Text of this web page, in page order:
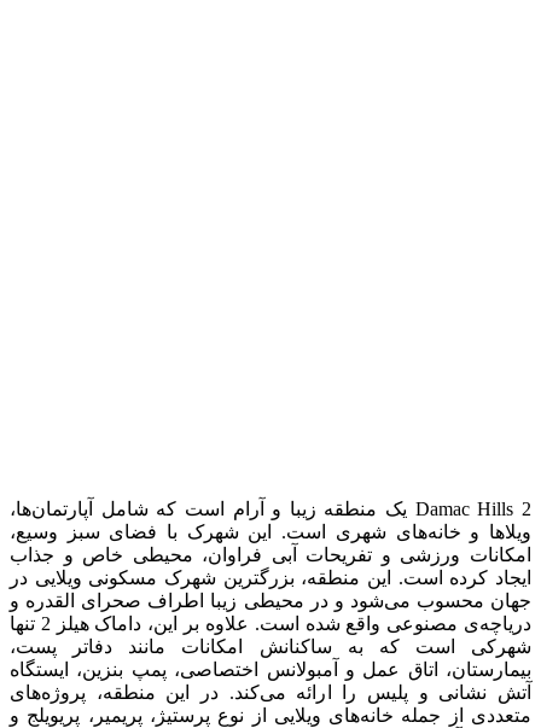
Damac Hills 2 یک منطقه زیبا و آرام است که شامل آپارتمان‌ها،
ویلاها و خانه‌های شهری است. این شهرک با فضای سبز وسیع،
امکانات ورزشی و تفریحات آبی فراوان، محیطی خاص و جذاب
ایجاد کرده است. این منطقه، بزرگترین شهرک مسکونی ویلایی در
جهان محسوب می‌شود و در محیطی زیبا اطراف صحرای القدره و
دریاچه‌ی مصنوعی واقع شده است. علاوه بر این، داماک هیلز 2 تنها
شهرکی است که به ساکنانش امکانات مانند دفاتر پست،
بیمارستان، اتاق عمل و آمبولانس اختصاصی، پمپ بنزین، ایستگاه
آتش نشانی و پلیس را ارائه می‌کند. در این منطقه، پروژه‌های
متعددی از جمله خانه‌های ویلایی از نوع پرستیژ، پریمیر، پریویلج و